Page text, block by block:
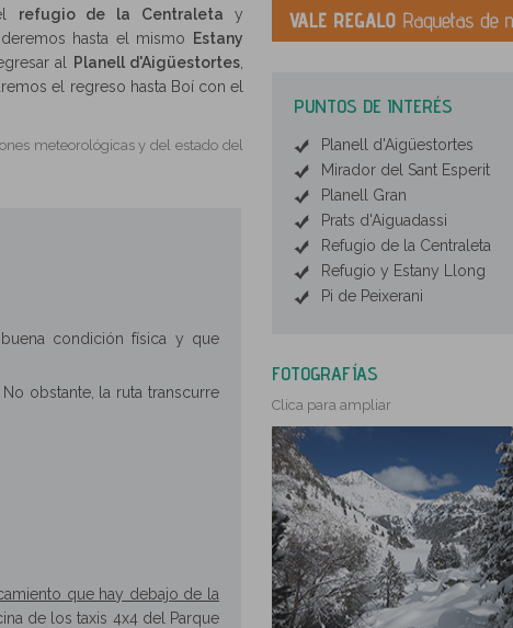
refugio de la Centraleta y
hasta el mismo
Estany
al Planell d'Aigüestortes
el regreso hasta Boí con el
meteorológicas y del estado del
condición física y que
obstante, la ruta transcurre
que hay debajo de la
de los taxis 4x4 del Parque
PUNTOS DE INTERÉS
Planell d'Aigüestortes
Mirador del Sant Esperit
Planell Gran
Prats d'Aiguadassi
Refugio de la Centraleta
Refugio y Estany Llong
Pi de Peixerani
FOTOGRAFÍAS
Clica para ampliar